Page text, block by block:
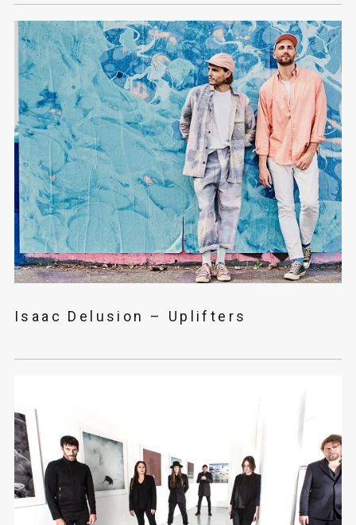
Isaac Delusion – Uplifters